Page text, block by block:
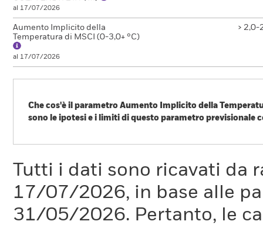
al 17/07/2026
Aumento Implicito della
Temperatura di MSCI (0-3,0+ °C)
al 17/07/2026
> 2,0-
Che cos'è il parametro Aumento Implicito della
sono le ipotesi e i limiti di questo parametro previsionale
Parigi è limitare il riscaldamento globale ben al di sotto dei
evitare gli impatti più gravi del cambiamento climatico.
Che cos'è il parametro ITR?
Il parametro ITR è utilizzato per fornire un'indicazione di
Tutti i dati sono ricavati da
17/07/2026, in base alle
31/05/2026. Pertanto, le